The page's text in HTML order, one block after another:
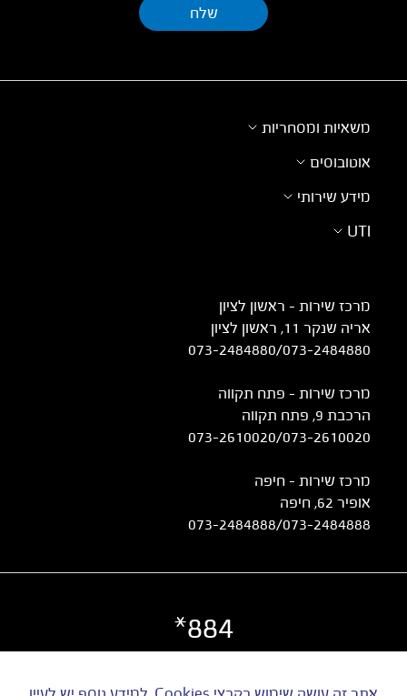
משאיות ומסחריות
אוטובוסים
מידע שירותי
UTI
מרכז שירות – ראשון לציון
אריה שנקר 11, ראשון לציון
073-2484880/073-2484880
מרכז שירות – פתח תקווה
הרכבת 9, פתח תקווה
073-2610020/073-2610020
מרכז שירות - חיפה
אופיר 62, חיפה
073-2484888/073-2484888
884*